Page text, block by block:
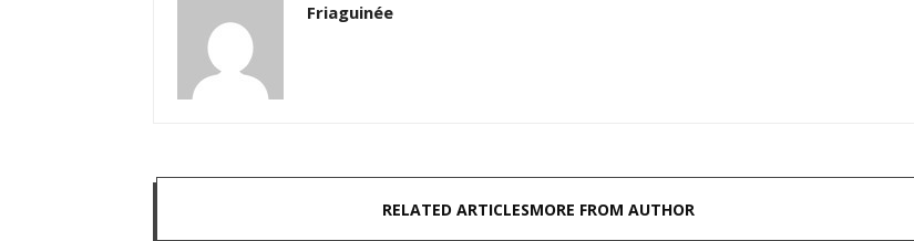
Friaguinée
RELATED ARTICLESMORE FROM AUTHOR